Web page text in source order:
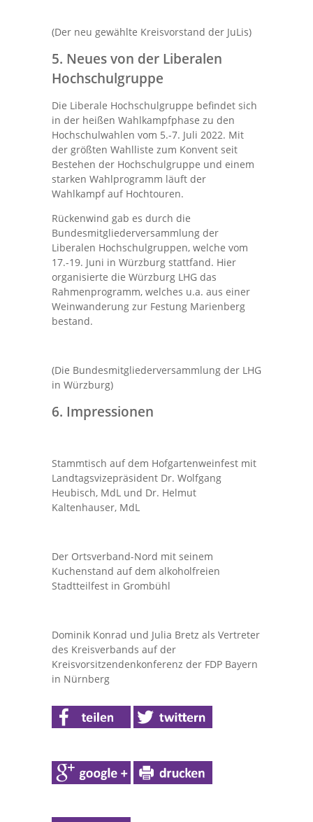
(Der neu gewählte Kreisvorstand der JuLis)
5. Neues von der Liberalen
Hochschulgruppe
Die Liberale Hochschulgruppe befindet sich
in der heißen Wahlkampfphase zu den
Hochschulwahlen vom 5.-7. Juli 2022. Mit
der größten Wahlliste zum Konvent seit
Bestehen der Hochschulgruppe und einem
starken Wahlprogramm läuft der
Wahlkampf auf Hochtouren.
Rückenwind gab es durch die
Bundesmitgliederversammlung der
Liberalen Hochschulgruppen, welche vom
17.-19. Juni in Würzburg stattfand. Hier
organisierte die Würzburg LHG das
Rahmenprogramm, welches u.a. aus einer
Weinwanderung zur Festung Marienberg
bestand.
(Die Bundesmitgliederversammlung der LHG
in Würzburg)
6. Impressionen
Stammtisch auf dem Hofgartenweinfest mit
Landtagsvizepräsident Dr. Wolfgang
Heubisch, MdL und Dr. Helmut
Kaltenhauser, MdL
Der Ortsverband-Nord mit seinem
Kuchenstand auf dem alkoholfreien
Stadtteilfest in Grombühl
Dominik Konrad und Julia Bretz als Vertreter
des Kreisverbands auf der
Kreisvorsitzendenkonferenz der FDP Bayern
in Nürnberg